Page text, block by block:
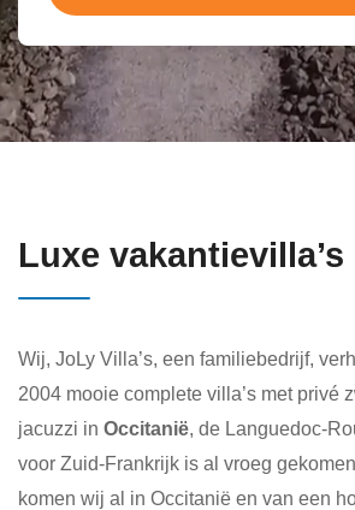
Luxe vakantievilla’s
Wij, JoLy Villa’s, een familiebedrijf,
2004 mooie complete villa’s met privé
jacuzzi in Occitanië, de Languedoc-
voor Zuid-Frankrijk is al vroeg
komen wij al in Occitanië en van een